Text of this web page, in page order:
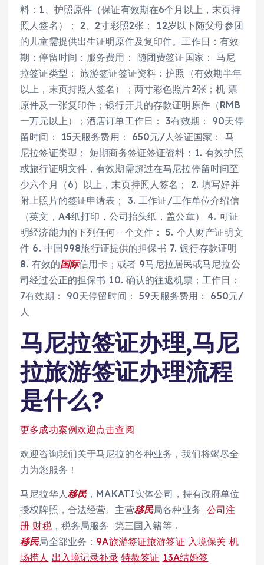
料：1、护照原件（保证有效期在6个月以上，末页持
照人签名）； 2、2寸彩照2张； 12岁以下随父母参团
的儿童需提供出生证明原件及复印件。工作日：有效
期：停留时间：服务费用： 随团费签证国家： 马尼
拉签证类型： 旅游签证签证资料：护照（有效期半年
以上，末页持照人签名）；两寸彩色照片2张；机 票
原件及一张复印件；银行开具的存款证明原件（RMB
一万元以上）；酒店订单工作日： 3有效期： 90天停
留时间： 15天服务费用： 650元/人签证国家： 马
尼拉签证类型： 短期商务签证签证资料：1. 有效护照
或旅行证明文件，有效期需超过在马尼拉停留时间至
少六个月（6）以上，末页持照人签名； 2. 填写好并
附上照片的签证申请表； 3. 工作证/工作单位介绍信
（英文，A4纸打印，公司抬头纸，盖公章） 4. 可证
明经济能力的下列任何－个文件： 5. 个人财产证明文
件 6. 中国998旅行证提供的担保书 7. 银行存款证明
8. 有效的国际信用卡；或者 9马尼拉居民或马尼拉公
司经过公正的担保书 10. 确认的往返机票；工作日：
7有效期： 90天停留时间： 59天服务费用： 650元/
人
马尼拉签证办理,马尼
拉旅游签证办理流程
是什么?
更多成功案例欢迎点击查阅
欢迎咨询我们关于马尼拉的各种业务，我们将竭尽全
力为您服务！
马尼拉华人移民，MAKATI实体公司，持有政府单位
授权牌照，合法经营。主营移民局各种业务公司注
册 财税，税务局服务 第三国入籍等 .
移民局全部业务： 9A旅游签证旅游签证 入境保关 机
场捞人 出入境记录补录 特赦签证 13A结婚签